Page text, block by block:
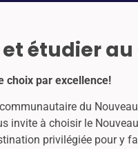
étudier
choix par excellence!
du
invite à choisir le
privilégiée pour y